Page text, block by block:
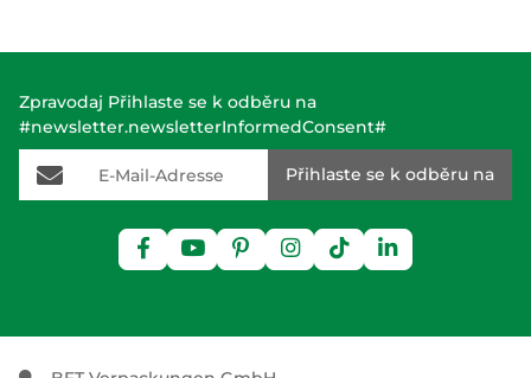
Zpravodaj Přihlaste se k odběru na
#newsletter.newsletterInformedConsent#
E-Mail-Adresse
Přihlaste se k odběru na